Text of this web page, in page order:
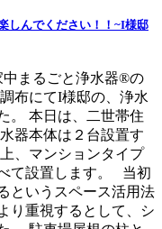
しんでください！！~I様邸
中まるごと浄水器®の
布にてI様邸の、浄水
。 本日は、二世帯住
器本体は２台設置す
、マンションタイプ
て設置します。 当初
というスペース活用法
り重視するとして、シ